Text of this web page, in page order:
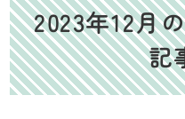
2023年12月
記